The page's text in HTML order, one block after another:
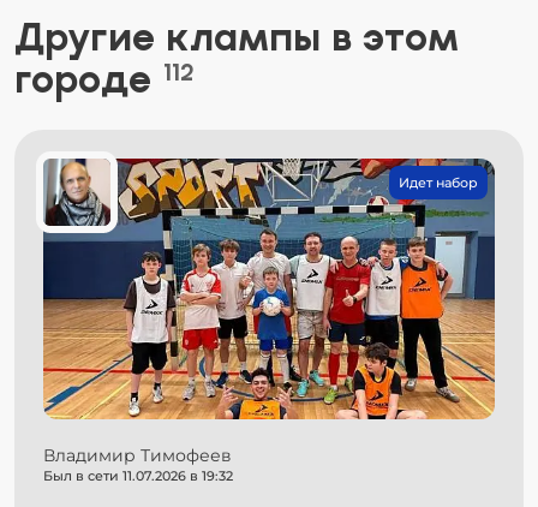
Другие клампы в этом
городе 112
Идет набор
Владимир Тимофеев
Был в сети 11.07.2026 в 19:32